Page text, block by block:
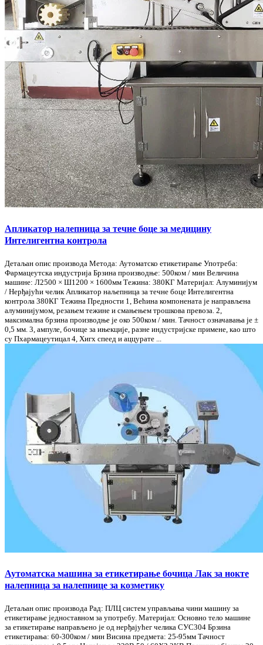
Апликатор налепница за течне боце за медицину
Интелигентна контрола
Детаљан опис производа Метода: Аутоматско етикетирање Употреба:
Фармацеутска индустрија Брзина производње: 500ком / мин Величина
машине: Л2500 × Ш1200 × 1600мм Тежина: 380КГ Материјал: Алуминијум
/ Нерђајући челик Апликатор наљепница за течне боце Интелигентна
контрола 380КГ Тежина Предности 1, Већина компонената је направљена
алуминијумом, резањем тежине и смањењем трошкова превоза. 2,
максимална брзина производње је око 500ком / мин. Тачност означавања је ±
0,5 мм. 3, ампуле, бочице за ињекције, разне индустријске примене, као што
су Пхармацеутицал 4, Хигх спеед и аццурате ...
Аутоматска машина за етикетирање бочица Лак за нокте
налепница за налепнице за козметику
Детаљан опис производа Рад: ПЛЦ систем управљања чини машину за
етикетирање једноставном за употребу. Материјал: Основно тело машине
за етикетирање направљено је од нерђајућег челика СУС304 Брзина
етикетирања: 60-300ком / мин Висина предмета: 25-95мм Тачност